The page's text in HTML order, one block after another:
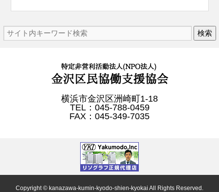
検索
横浜市金沢区洲崎町1-18
TEL：045-788-0459
FAX：045-349-7035
Copyright © kanazawa-kumin-kyodo-shien-kyokai All Rights Reserved.